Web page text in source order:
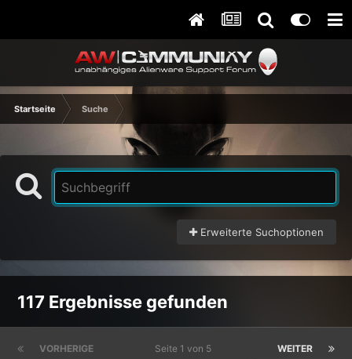
Startseite Suche
Erweiterte Suchoptionen
117 Ergebnisse gefunden
VORHERIGE WEITER
Seite 1 von 5